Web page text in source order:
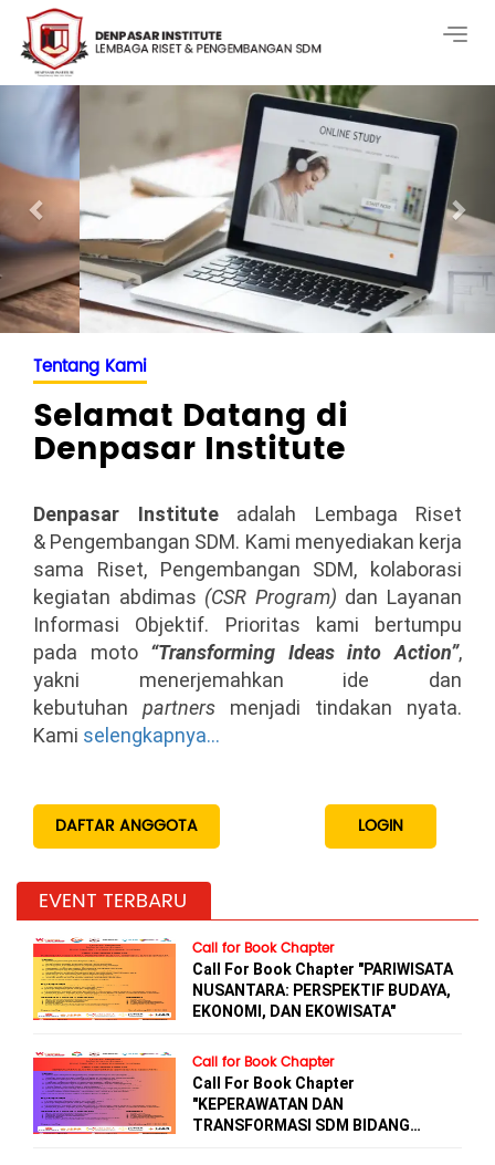
Info Lengkap
PKBM Wahana Edukasi
Previous
Tentang Kami
Selamat Datang di
Denpasar Institute
Denpasar Instituteadalah Lembaga Riset
& Pengembangan SDM. Kami menyediakan kerja
sama Riset, Pengembangan SDM, kolaborasi
kegiatan abdimas (CSR Program) dan Layanan
Informasi Objektif. Prioritas kami bertumpu
pada moto “Transforming Ideas into Action”,
yakni menerjemahkan ide dan
kebutuhan partners menjadi tindakan nyata.
Kami selengkapnya...
DAFTAR ANGGOTA LOGIN
EVENT TERBARU
Call for Book Chapter
Call For Book Chapter "PARIWISATA
NUSANTARA: PERSPEKTIF BUDAYA,
EKONOMI, DAN EKOWISATA"
Call for Book Chapter
Call For Book Chapter
"KEPERAWATAN DAN
TRANSFORMASI SDM BIDANG